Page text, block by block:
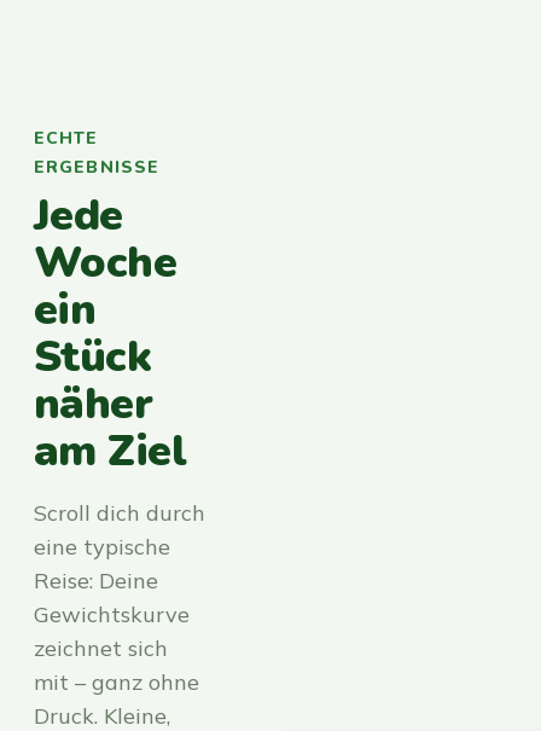
ECHTE
ERGEBNISSE
Jede
Woche
ein
Stück
näher
am Ziel
Scroll dich durch
eine typische
Reise: Deine
Gewichtskurve
zeichnet sich
mit – ganz ohne
Druck. Kleine,